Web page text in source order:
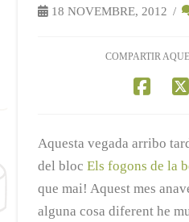
18 NOVEMBRE, 2012
COMPARTIR
Aquesta vegada arribo
del blocEls fogons de la
que mai! Aquest mes
alguna cosa diferent he